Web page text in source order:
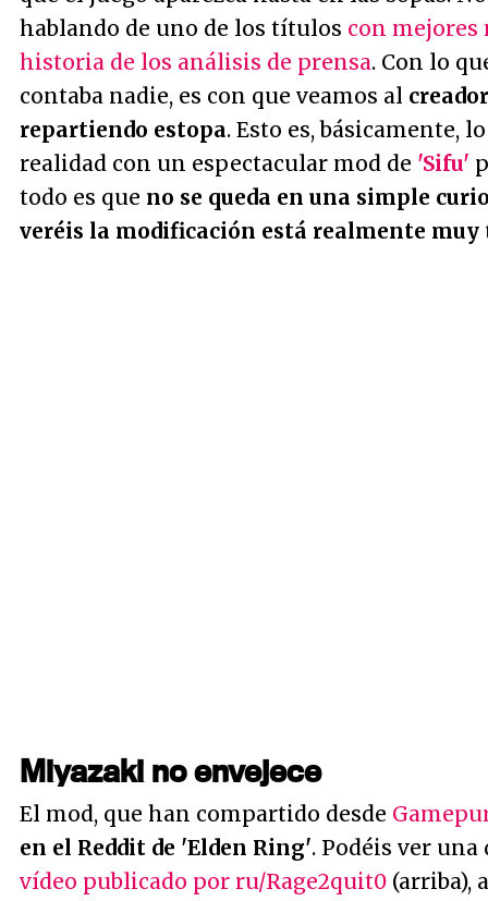
hablando de uno de los títulos con mejores
historia de los análisis de prensa. Con lo
contaba nadie, es con que veamos al
repartiendo estopa. Esto es, básicamente,
realidad con un espectacular mod de 'Sifu'
todo es que no se queda en una simple
veréis la modificación está realmente muy
Miyazaki no envejece
El mod, que han compartido desde
en el Reddit de 'Elden Ring'. Podéis ver
vídeo publicado por ru/Rage2quit0 (arriba),